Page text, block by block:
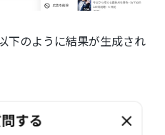
下のように結果が生成され